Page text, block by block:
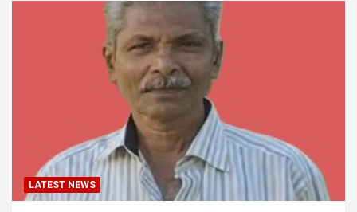
LATEST NEWS